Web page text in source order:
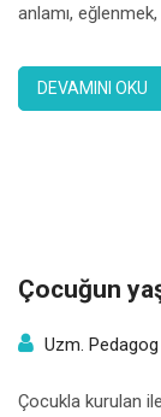
anlamı,
döneminde
hem psikolojik
DEVAMINI OKU
Çocuğun
Uzm.
Çocukla kurulan